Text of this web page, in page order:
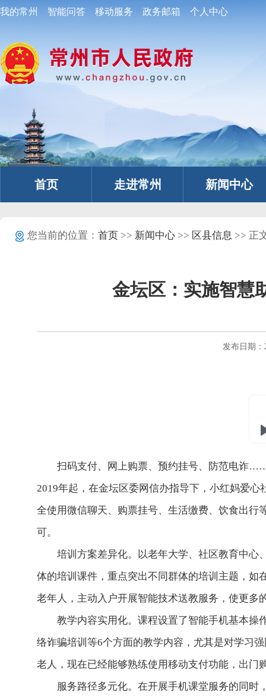
我的常州 智能问答 移动服务 政务邮箱 个人中心
首页 走进常州 新闻中心
您当前的位置： 首页>> 新闻中心>> 区县信息 >> 正
金坛区：实施智慧
发布日期
扫码支付、网上购票、预约挂号、防范电诈
2019年起，在金坛区委网信办指导下，小红妈爱
全使用微信聊天、购票挂号、生活缴费、饮食出行
可。
培训方案差异化。以老年大学、社区教育中心
体的培训课件，重点突出不同群体的培训主题，
老年人，主动入户开展智能技术送教服务，使更多
教学内容实用化。课程设置了智能手机基本操
络诈骗培训等6个方面的教学内容，尤其是对学习
老人，现在已经能够熟练使用移动支付功能，出门
服务路径多元化。在开展手机课堂服务的同时